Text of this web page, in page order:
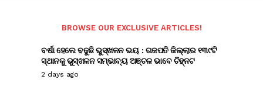
BROWSE OUR EXCLUSIVE ARTICLES!
ବର୍ଷା ହେଲେ ବଢୁଛି ଭୁସ୍ଖଳନ ଭୟ : ଗଜପତି ଜିଲ୍ଲାର ୧୩୯ଟି
ସ୍ଥାନକୁ ଭୁସ୍ଖଳନ ସମ୍ଭାବ୍ୟ ଅଞ୍ଚଳ ଭାବେ ଚିହ୍ନଟ
2 days ago